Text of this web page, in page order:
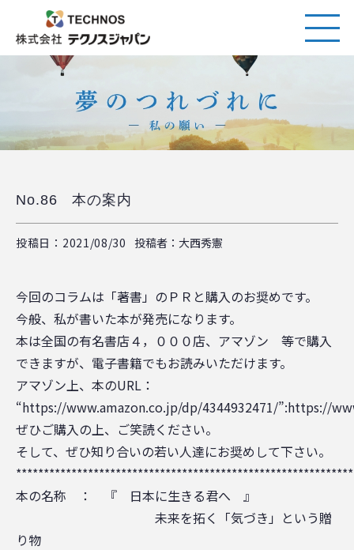
No.86 本の案内
投稿日：2021/08/30 投稿者：大西秀憲
今回のコラムは「著書」のＰＲと購入のお奨めです。
今般、私が書いた本が発売になります。
本は全国の有名書店４，０００店、アマゾン 等で購入
できますが、電子書籍でもお読みいただけます。
アマゾン上、本のURL：
“https://www.amazon.co.jp/dp/4344932471/”:https://
ぜひご購入の上、ご笑読ください。
そして、ぜひ知り合いの若い人達にお奨めして下さい。
本の名称 ： 『 日本に生きる君へ 』
未来を拓く「気づき」という贈
り物